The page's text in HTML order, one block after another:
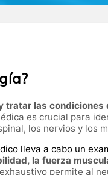
tratar las condiciones
es crucial para
los nervios y los
lleva a cabo un
la fuerza
permite al